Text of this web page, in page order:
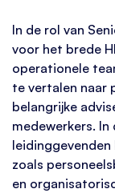
In de rol van
voor het brede
operationele
te vertalen naar
belangrijke
medewerkers.
leidinggevenden
zoals
en